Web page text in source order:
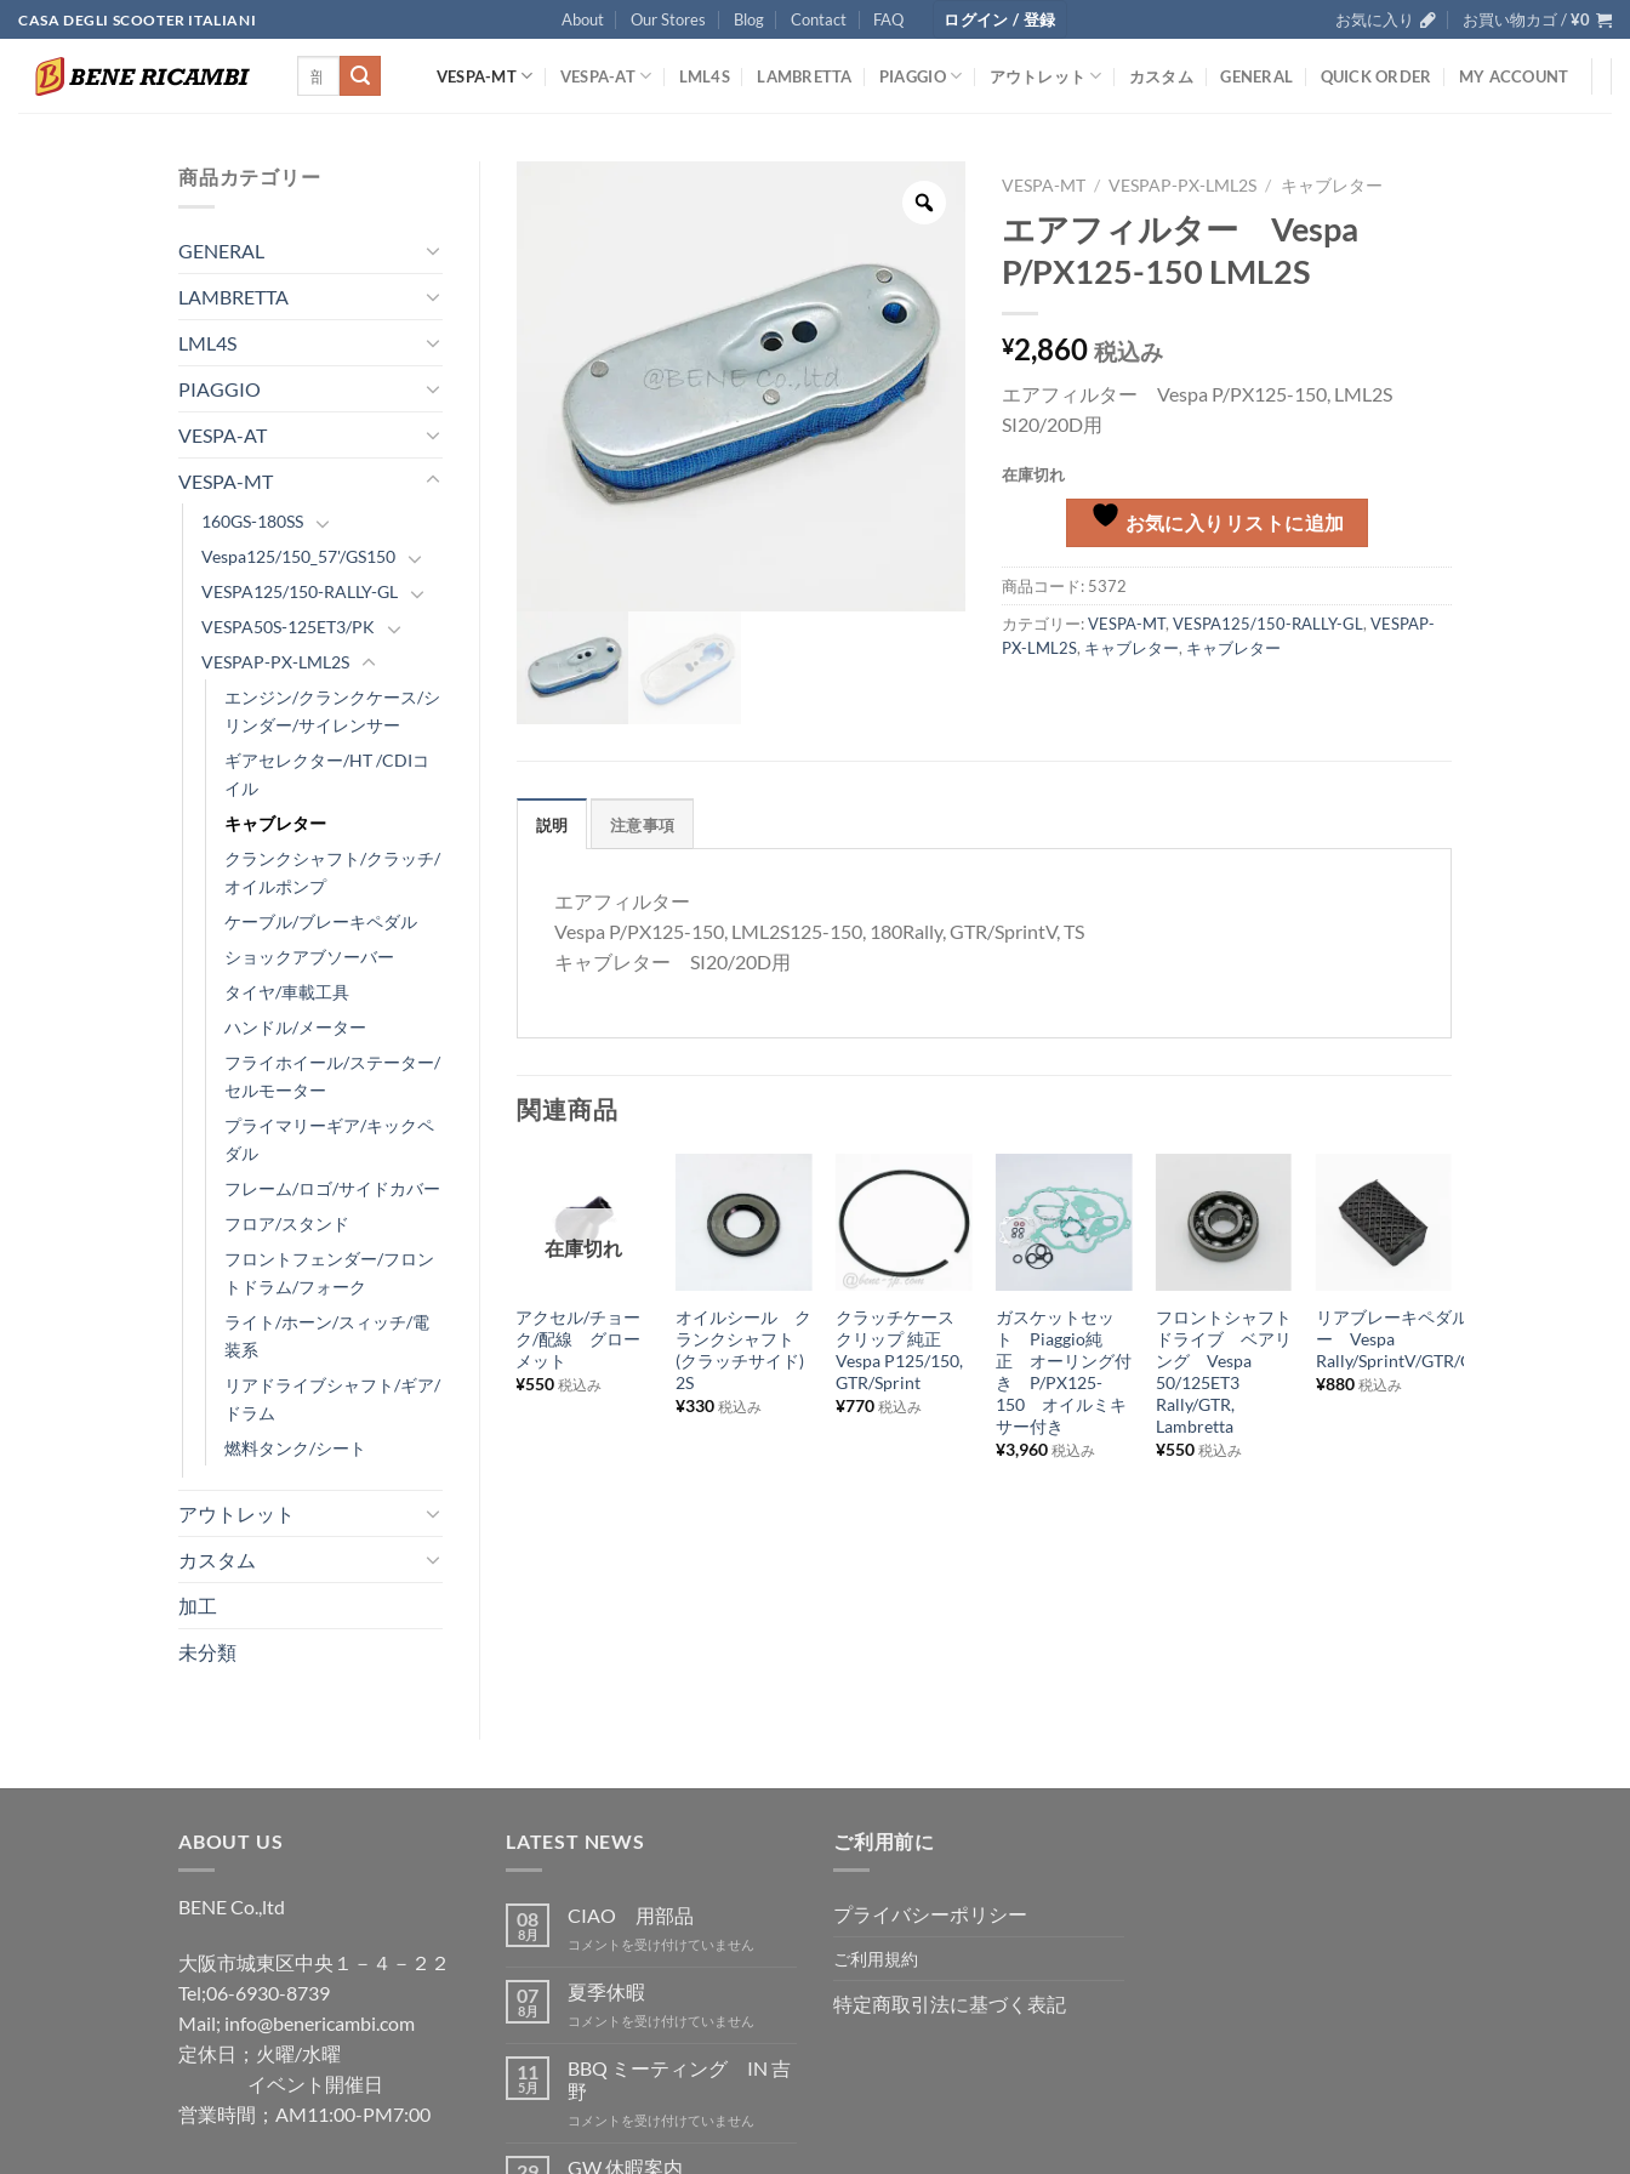
Skip
to
content
CASA DEGLI SCOOTER ITALIANI About Our Stores Blog Contact FAQ ログイン / 登録 お気に入り お買い物カゴ /¥0
VESPA-MT VESPA-AT LML4S LAMBRETTA PIAGGIO アウトレット カスタム GENERAL QUICK ORDER MY ACCOUNT
商品カテゴリー
GENERAL
LAMBRETTA
LML4S
PIAGGIO
VESPA-AT
VESPA-MT
160GS-180SS
Vespa125/150_57'/GS150
VESPA125/150-RALLY-GL
VESPA50S-125ET3/PK
VESPAP-PX-LML2S
エンジン/クランクケース/シ
リンダー/サイレンサー
ギアセレクター/HT /CDIコ
イル
キャブレター
クランクシャフト/クラッチ/
オイルポンプ
ケーブル/ブレーキペダル
ショックアブソーバー
タイヤ/車載工具
ハンドル/メーター
フライホイール/ステーター/
セルモーター
プライマリーギア/キックペ
ダル
フレーム/ロゴ/サイドカバー
フロア/スタンド
フロントフェンダー/フロン
トドラム/フォーク
ライト/ホーン/スィッチ/電
装系
リアドライブシャフト/ギア/
ドラム
燃料タンク/シート
アウトレット
カスタム
加工
未分類
VESPA-MT / VESPAP-PX-LML2S / キャブレター
エアフィルター Vespa
P/PX125-150 LML2S
¥2,860 税込み
エアフィルター Vespa P/PX125-150, LML2S
SI20/20D用
在庫切れ
お気に入りリストに追加
商品コード: 5372
カテゴリー:VESPA-MT,VESPA125/150-RALLY-GL,VESPAP-
PX-LML2S, キャブレター, キャブレター
説明 注意事項
エアフィルター
Vespa P/PX125-150, LML2S125-150, 180Rally, GTR/SprintV, TS
キャブレター SI20/20D用
関連商品
お
気
入
リ
在庫切れ
アクセル/チョー
ク/配線 グロー
メット
¥550 税込み
お
気
入
り
ス
オイルシール ク
ランクシャフト
(クラッチサイド)
2S
¥330 税込み
入
り
リ
ス
+
クラッチケース
クリップ 純正
Vespa P125/150,
GTR/Sprint
¥770 税込み
お
に
入
り
リ
ト
+
ガスケットセッ
ト Piaggio純
正 オーリング付
き P/PX125-
150 オイルミキ
サー付き
¥3,960 税込み
お
気
に
入
り
リ
ス
ト
フロントシャフト
ドライブ ベアリ
ング Vespa
50/125ET3
Rally/GTR,
Lambretta
¥550 税込み
お
気
入
り
リ
リアブレーキペダルラバ
ー Vespa
Rally/SprintV/GTR/GS160
¥880 税込み
気
入
リ
追
+
ドライブシャフ
¥770 税込み
ABOUT US
BENE Co.,ltd
大阪市城東区中央１－４－２２
Tel;06-6930-8739
Mail; info@benericambi.com
定休日；火曜/水曜
イベント開催日
営業時間；AM11:00-PM7:00
LATEST NEWS
08
8月
CIAO 用部品
CIAO
部
品
は
コメントを受け付けていません
07
8月
夏季休暇
夏
休
暇
は
コメントを受け付けていません
11
5月
BBQ ミーティング IN 吉
野
BBQ
ー
コメントを受け付けていません
GW 休暇案内
ご利用前に
プライバシーポリシー
ご利用規約
特定商取引法に基づく表記